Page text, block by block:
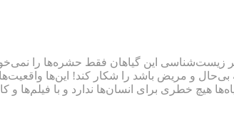
زیست‌شناسی این گیاهان فقط حشره‌ها را
و مریض باشد را شکار کند! این‌ها
خطری برای انسان‌ها ندارد و با فیلم‌ها و